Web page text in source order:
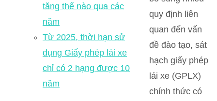
quy định liên
quan đến vấn
đề đào tạo, sát
hạch giấy phép
lái xe (GPLX)
chính thức có
tăng thế nào qua các
năm
Từ 2025, thời hạn sử
dụng Giấy phép lái xe
chỉ có 2 hạng được 10
năm